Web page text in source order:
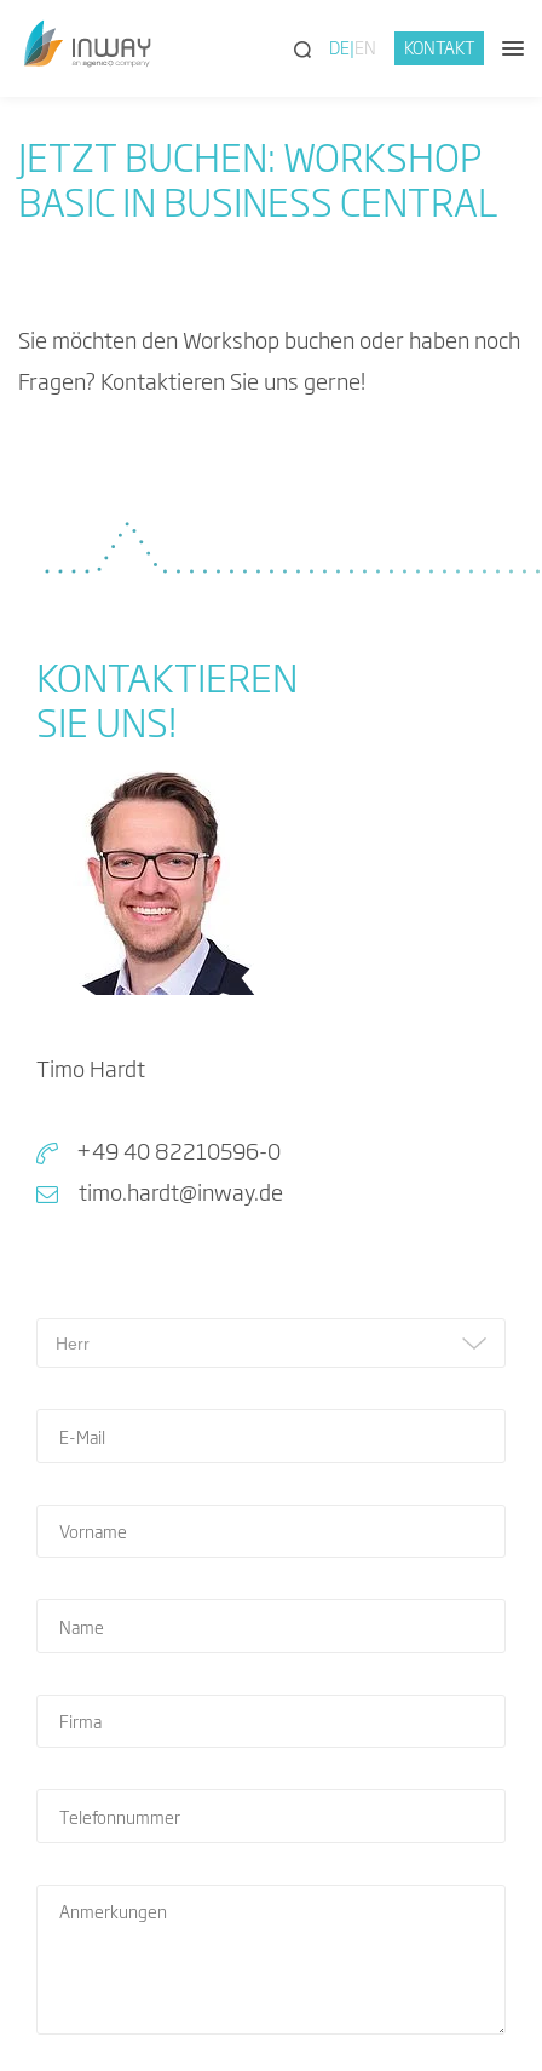
(SUCHE)
DE EN KONTAKT
JETZT BUCHEN: WORKSHOP
BASIC IN BUSINESS CENTRAL
Sie möchten den Workshop buchen oder haben noch
Fragen? Kontaktieren Sie uns gerne!
KONTAKTIEREN
SIE UNS!
Timo Hardt
+49 40 82210596-0
timo.hardt@inway.de